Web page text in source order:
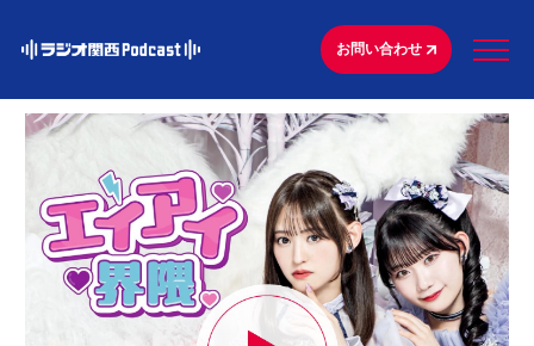
お問い合わせ